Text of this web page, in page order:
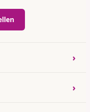
›
›